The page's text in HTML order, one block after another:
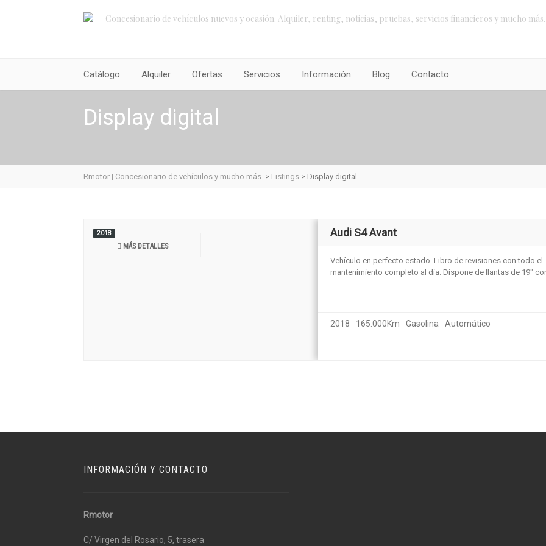
Concesionario de vehículos nuevos y ocasión. Alquiler, renting, noticias, pruebas, servicios financieros y mucho
Catálogo Alquiler Ofertas Servicios Información Blog Contacto
Display digital
Rmotor | Concesionario de vehículos y mucho más. > Listings > Display digital
2018
MÁS DETALLES
Audi S4 Avant
Vehículo en perfecto estado. Libro de revisiones con todo el
mantenimiento completo al día. Dispone de llantas de 19″
2018 165.000Km Gasolina Automático
INFORMACIÓN Y CONTACTO
Rmotor
C/ Virgen del Rosario, 5, trasera